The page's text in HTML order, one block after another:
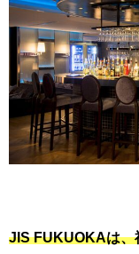
JIS FUKUOKAは、